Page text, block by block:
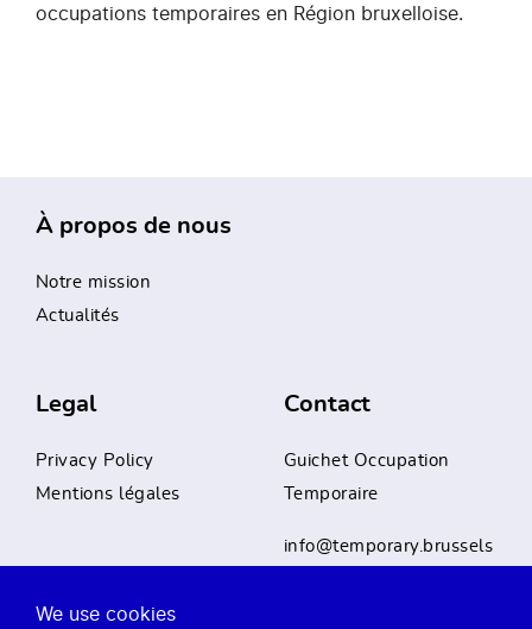
occupations temporaires en Région bruxelloise.
À propos de nous
Notre mission
Actualités
Legal
Privacy Policy
Mentions légales
Contact
Guichet Occupation
Temporaire
info@temporary.brussels
We use cookies